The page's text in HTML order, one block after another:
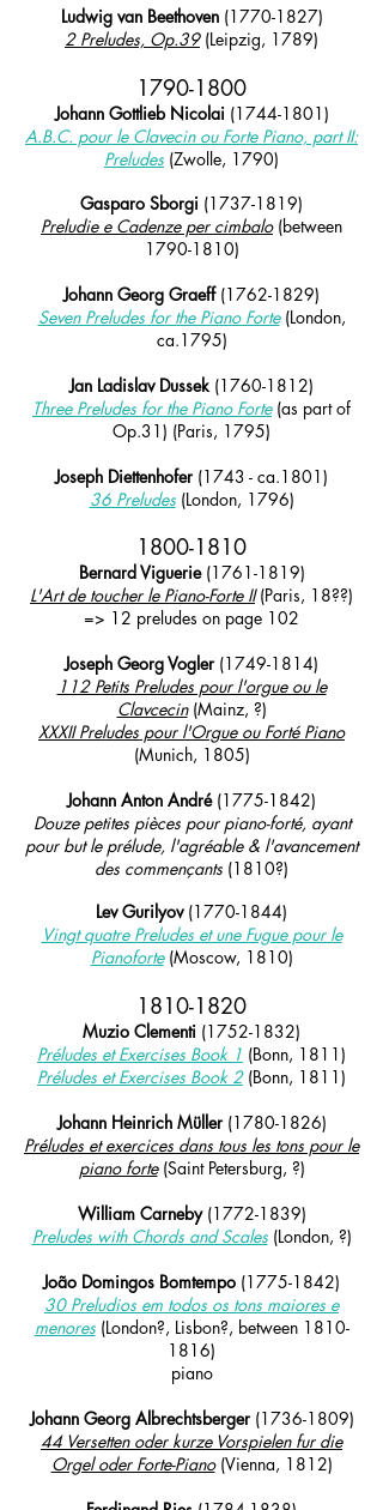
Ludwig van Beethoven (1770-1827)
2 Preludes, Op.39(Leipzig, 1789)
1790-1800
Johann Gottlieb Nicolai (1744-1801)
A.B.C. pour le Clavecin ou Forte Piano, part II:
Preludes (Zwolle, 1790)
Gasparo Sborgi (1737-1819)
Preludie e Cadenze per cimbalo(between
1790-1810)
Johann Georg Graeff (1762-1829)
Seven Preludes for the Piano Forte(London,
ca.1795)
Jan Ladislav Dussek (1760-1812)
Three Preludes for the Piano Forte(as part of
Op.31) (Paris, 1795)
Joseph Diettenhofer (1743 - ca.1801)
36 Preludes(London, 1796)
1800-1810
Bernard Viguerie (1761-1819)
L'Art de toucher le Piano-Forte II(Paris, 18??)
=> 12 preludes on page 102
Joseph Georg Vogler (1749-1814)
112 Petits Preludes pour l'orgue ou le
Clavcecin(Mainz, ?)
XXXII Preludes pour l'Orgue ou Forté Piano
(Munich, 1805)
Johann Anton André (1775-1842)
Douze petites pièces pour piano-forté, ayant
pour but le prélude, l'agréable & l'avancement
des commençants (1810?)
Lev Gurilyov (1770-1844)
Vingt quatre Preludes et une Fugue pour le
Pianoforte (Moscow, 1810)
1810-1820
Muzio Clementi (1752-1832)
Préludes et Exercises Book 1 (Bonn, 1811)
Préludes et Exercises Book 2 (Bonn, 1811)
Johann Heinrich Müller (1780-1826)
Préludes et exercices dans tous les tons pour le
piano forte(Saint Petersburg, ?)
William Carneby (1772-1839)
Preludes with Chords and Scales(London, ?)
João Domingos Bomtempo (1775-1842)
30 Preludios em todos os tons maiores e
menores (London?, Lisbon?, between 1810-
1816)
piano
Johann Georg Albrechtsberger (1736-1809)
44 Versetten oder kurze Vorspielen fur die
Orgel oder Forte-Piano(Vienna, 1812)